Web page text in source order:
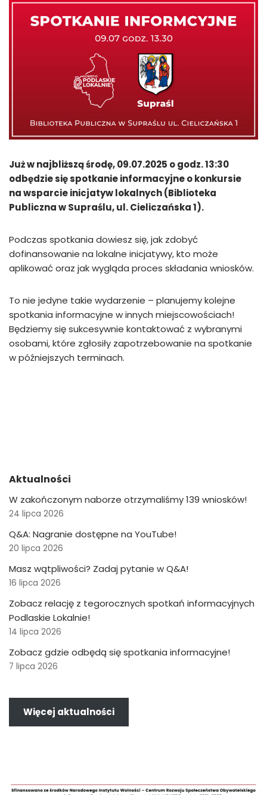
Już w najbliższą środę, 09.07.2025 o godz. 13:30
odbędzie się spotkanie informacyjne o konkursie
na wsparcie inicjatyw lokalnych (Biblioteka
Publiczna w Supraślu, ul. Cieliczańska 1).
Podczas spotkania dowiesz się, jak zdobyć
dofinansowanie na lokalne inicjatywy, kto może
aplikować oraz jak wygląda proces składania wniosków.
To nie jedyne takie wydarzenie – planujemy kolejne
spotkania informacyjne w innych miejscowościach!
Będziemy się sukcesywnie kontaktować z wybranymi
osobami, które zgłosiły zapotrzebowanie na spotkanie
w późniejszych terminach.
Aktualności
W zakończonym naborze otrzymaliśmy 139 wniosków!
24 lipca 2026
Q&A: Nagranie dostępne na YouTube!
20 lipca 2026
Masz wątpliwości? Zadaj pytanie w Q&A!
16 lipca 2026
Zobacz relację z tegorocznych spotkań informacyjnych
Podlaskie Lokalnie!
14 lipca 2026
Zobacz gdzie odbędą się spotkania informacyjne!
7 lipca 2026
Więcej aktualności